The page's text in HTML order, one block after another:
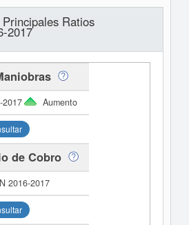
Ratios
2017
Aumento
de Cobro